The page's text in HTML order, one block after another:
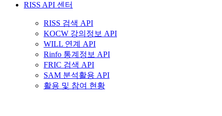
RISS API 센터
RISS 검색 API
KOCW 강의정보 API
WILL 연계 API
Rinfo 통계정보 API
FRIC 검색 API
SAM 분석활용 API
활용 및 참여 현황